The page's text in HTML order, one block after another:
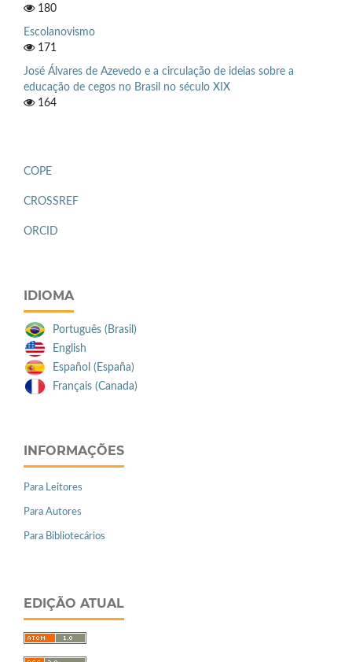
180
Escolanovismo
171
José Álvares de Azevedo e a circulação de ideias sobre a
educação de cegos no Brasil no século XIX
164
COPE
CROSSREF
ORCID
IDIOMA
Português (Brasil)
English
Español (España)
Français (Canada)
INFORMAÇÕES
Para Leitores
Para Autores
Para Bibliotecários
EDIÇÃO ATUAL